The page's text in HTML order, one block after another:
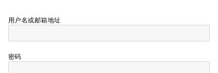
用户名或邮箱地址
密码